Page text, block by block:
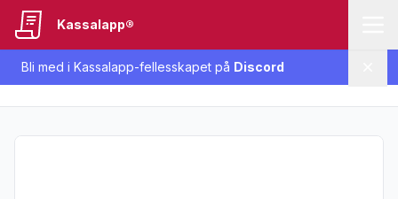
Bli med i Kassalapp-fellesskapet på Discord
Kassalapp®